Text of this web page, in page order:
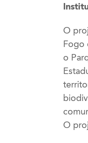
O
Fogo
o
O